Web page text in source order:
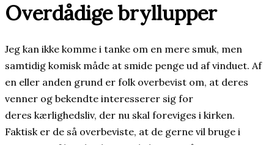
Overdådige bryllupper
Jeg kan ikke komme i tanke om en mere smuk, men
samtidig komisk måde at smide penge ud af vinduet. Af
en eller anden grund er folk overbevist om, at deres
venner og bekendte interesserer sig for
deres kærlighedsliv, der nu skal foreviges i kirken.
Faktisk er de så overbeviste, at de gerne vil bruge i